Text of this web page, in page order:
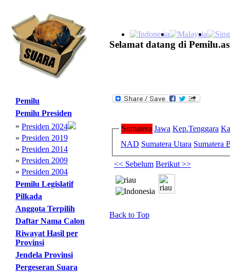
Selamat datang di
Pemilu
Pemilu Presiden
» Presiden 2024
» Presiden 2019
» Presiden 2014
» Presiden 2009
» Presiden 2004
Pemilu Legislatif
Pilkada
Anggota Terpilih
Daftar Nama Calon
Riwayat Hasil per
Provinsi
Jendela Provinsi
Pergeseran Suara
Sumatera Jawa Kep.Tenggara
NAD Sumatera Utara Sumatera
<< Sebelum Berikut >>
Back to Top